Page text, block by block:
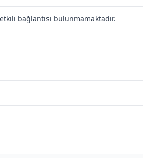
bağlantısı bulunmamaktadır.